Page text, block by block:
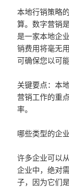
本地行销策略
算。数字营销
是一家本地企
销费用将毫无
可确保您以可
关键要点：本
营销工作的重
率。
哪些类型的企
许多企业可以
企业中，绝对
子，因为它们